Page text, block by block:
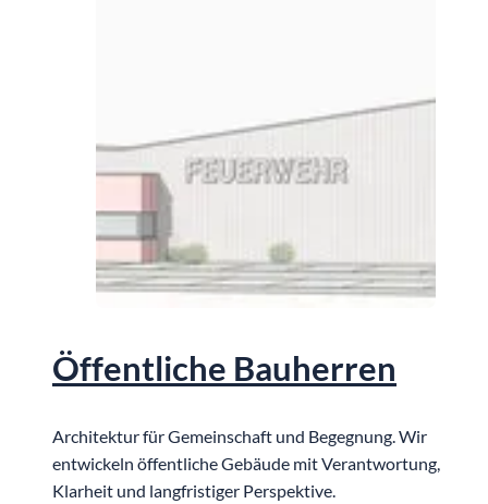
Öffentliche Bauherren
Architektur für Gemeinschaft und Begegnung. Wir
entwickeln öffentliche Gebäude mit Verantwortung,
Klarheit und langfristiger Perspektive.